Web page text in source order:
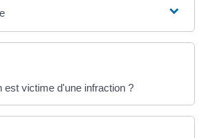
est victime d'une infraction ?